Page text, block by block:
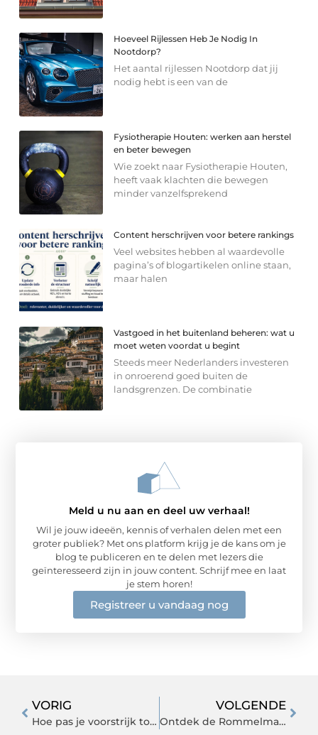
Hoeveel Rijlessen Heb Je Nodig In
Nootdorp?
Het aantal rijlessen Nootdorp dat jij
nodig hebt is een van de
Fysiotherapie Houten: werken aan herstel
en beter bewegen
Wie zoekt naar Fysiotherapie Houten,
heeft vaak klachten die bewegen
minder vanzelfsprekend
Content herschrijven voor betere rankings
Veel websites hebben al waardevolle
pagina’s of blogartikelen online staan,
maar halen
Vastgoed in het buitenland beheren: wat u
moet weten voordat u begint
Steeds meer Nederlanders investeren
in onroerend goed buiten de
landsgrenzen. De combinatie
Meld u nu aan en deel uw verhaal!
Wil je jouw ideeën, kennis of verhalen delen met een
groter publiek? Met ons platform krijg je de kans om je
blog te publiceren en te delen met lezers die
geïnteresseerd zijn in jouw content. Schrijf mee en laat
je stem horen!
Registreer u vandaag nog
VORIG
Hoe pas je voorstrijk toe bij stucwerk?
VOLGENDE
Ontdek de Rommelmarkt Leiden Een Schat aan Geschiedenis en Vintage Vondsten